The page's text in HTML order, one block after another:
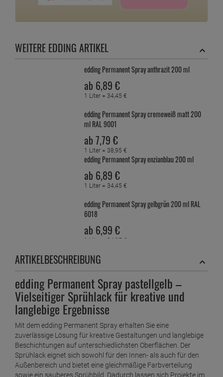
WEITERE EDDING ARTIKEL
edding Permanent Spray anthrazit 200 ml
ab 6,89 €
1 Liter = 34,45 €
edding Permanent Spray cremeweiß matt 200
ml RAL 9001
ab7,79 €
1 Liter = 38,95 €
edding Permanent Spray enzianblau 200 ml
ab 6,89 €
1 Liter = 34,45 €
edding Permanent Spray gelbgrün 200 ml RAL
6018
ab 6,99 €
1 Liter = 34, 95 €
ab6,
edding Permanent Spray Klarlack glänzend 200
ml
ab6,09 €
1 Liter = 30,45
edding Permanent Spray Klarlack seidenmatt
200 ml
ab6,09€
1 Liter = 30,45 €
ARTIKELBESCHREIBUNG
edding Permanent Spray pastellgelb –
Vielseitiger Sprühlack für kreative und
langlebige Ergebnisse
Mit dem edding Permanent Spray erhalten Sie eine
zuverlässige Lösung für kreative Gestaltungen und langlebige
Beschichtungen auf unterschiedlichsten Oberflächen. Der
Sprühlack eignet sich sowohl für den Innen- als auch für den
Außenbereich und bietet eine gleichmäßige Farbverteilung
sowie ein sauberes Sprühbild. Dadurch lassen sich Projekte im